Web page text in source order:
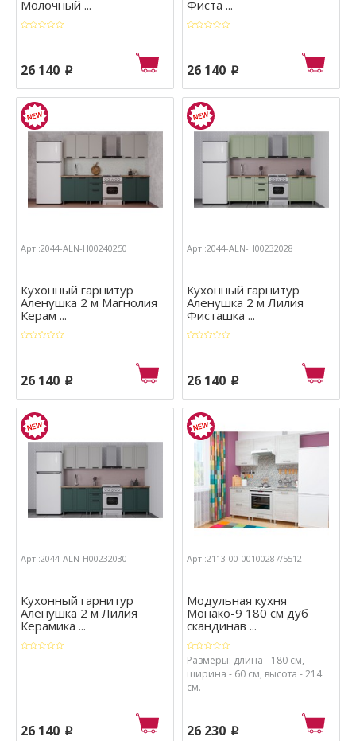
Молочный ...
26 140 p
Фиста ...
26 140 p
Арт.:2044-ALN-Н00240250
Кухонный гарнитур
Аленушка 2 м Магнолия
Керам ...
26 140 p
Арт.:2044-ALN-Н00232028
Кухонный гарнитур
Аленушка 2 м Лилия
Фиcташка ...
26 140 p
Арт.:2044-ALN-Н00232030
Кухонный гарнитур
Аленушка 2 м Лилия
Керамика ...
26 140 p
Арт.:2113-00-00100287/5512
Модульная кухня
Монако-9 180 см дуб
скандинав ...
Размеры: длина - 180 см,
ширина - 60 см, высота - 214
см.
26 230 p